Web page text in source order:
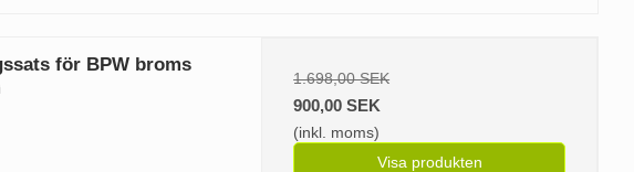
för BPW broms
1.698,00 SEK
900,00 SEK
(inkl. moms)
Visa produkten